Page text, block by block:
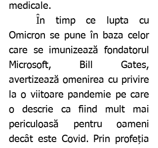
medicale.
	În timp ce lupta cu
Omicron se pune în baza celor
care se imunizează fondatorul
Microsoft, Bill Gates,
avertizează omenirea cu privire
la o viitoare pandemie pe care
o descrie ca fiind mult mai
periculoasă pentru oameni
decât este Covid. Prin profeția